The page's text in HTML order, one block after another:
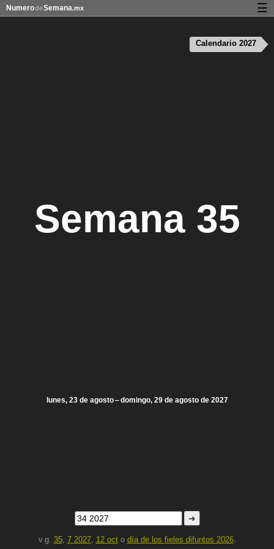
Semana 35
lunes, 23 de agosto – domingo, 29 de agosto de 2027
➜
v.g. 35, 7 2027, 12 octo día de los fieles difuntos 2026.
Calendario 2027
NumerodeSemana.mx ☰